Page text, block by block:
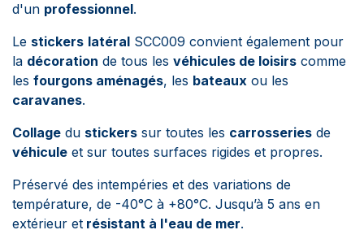
d'un professionnel.
Le stickers latéral SCC009 convient également pour
la décoration de tous les véhicules de loisirs comme
les fourgons aménagés, les bateaux ou les
caravanes.
Collage du stickers sur toutes les carrosseries de
véhicule et sur toutes surfaces rigides et propres.
Préservé des intempéries et des variations de
température, de -40°C à +80°C. Jusqu’à 5 ans en
extérieur et résistant à l'eau de mer.